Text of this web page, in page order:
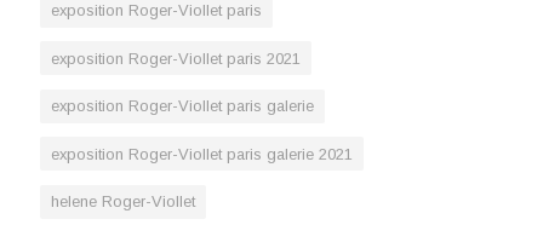
exposition Roger-Viollet paris
exposition Roger-Viollet paris 2021
exposition Roger-Viollet paris galerie
exposition Roger-Viollet paris galerie 2021
helene Roger-Viollet